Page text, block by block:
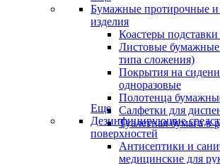
Бумажные протирочные и
изделия
Коастеры
Листовые
типа сложения)
Покрытия на
одноразовые
Полотенца
Салфетки для
Туалетная бумага в
Еще
Дезинфицирующие
поверхностей
Антисептики и
медицинские для